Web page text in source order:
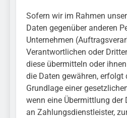
Sofern wir im Rahmen
Daten gegenüber anderen
Unternehmen
Verantwortlichen oder
diese übermitteln oder
die Daten gewähren, erfolgt
Grundlage einer
wenn eine Übermittlung der
an Zahlungsdienstleister,